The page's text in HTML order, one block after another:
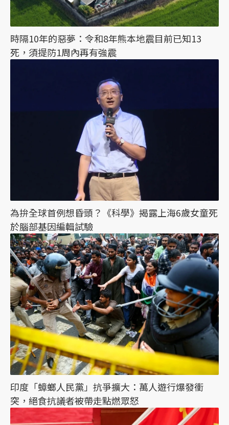
時隔10年的惡夢：令和8年熊本地震目前已知13
死，須提防1周內再有強震
為拚全球首例想昏頭？《科學》揭露上海6歲女童死
於腦部基因編輯試驗
印度「蟑螂人民黨」抗爭擴大：萬人遊行爆發衝
突，絕食抗議者被帶走點燃眾怒